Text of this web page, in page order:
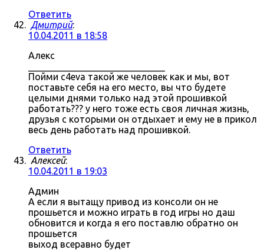
Ответить
Дмитрий:
10.04.2011 в 18:58
Алекс
Пойми c4eva такой же человек как и мы, вот
поставьте себя на его место, вы что будете
целыми днями только над этой прошивкой
работать??? у него тоже есть своя личная жизнь,
друзья с которыми он отдыхает и ему не в прикол
весь день работать над прошивкой.
Ответить
Алексей:
10.04.2011 в 19:03
Админ
А если я вытащу привод из консоли он не
прошьется и можно играть в год игры но даш
обновится и когда я его поставлю обратно он
прошьется
выход всеравно будет